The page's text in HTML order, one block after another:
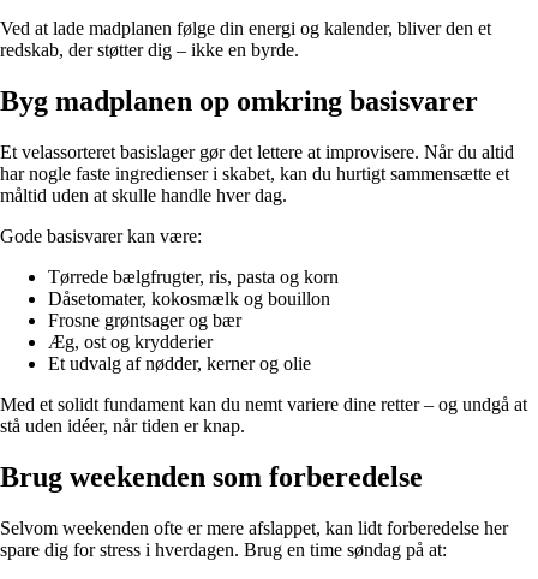
Ved at lade madplanen følge din energi og kalender, bliver den et
redskab, der støtter dig – ikke en byrde.
Byg madplanen op omkring basisvarer
Et velassorteret basislager gør det lettere at improvisere. Når du altid
har nogle faste ingredienser i skabet, kan du hurtigt sammensætte et
måltid uden at skulle handle hver dag.
Gode basisvarer kan være:
Tørrede bælgfrugter, ris, pasta og korn
Dåsetomater, kokosmælk og bouillon
Frosne grøntsager og bær
Æg, ost og krydderier
Et udvalg af nødder, kerner og olie
Med et solidt fundament kan du nemt variere dine retter – og undgå at
stå uden idéer, når tiden er knap.
Brug weekenden som forberedelse
Selvom weekenden ofte er mere afslappet, kan lidt forberedelse her
spare dig for stress i hverdagen. Brug en time søndag på at: